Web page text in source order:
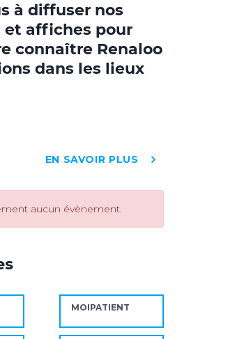
à diffuser nos
et affiches pour
connaître Renaloo
dans les lieux
EN SAVOIR PLUS
aucun évènement.
MOIPATIENT